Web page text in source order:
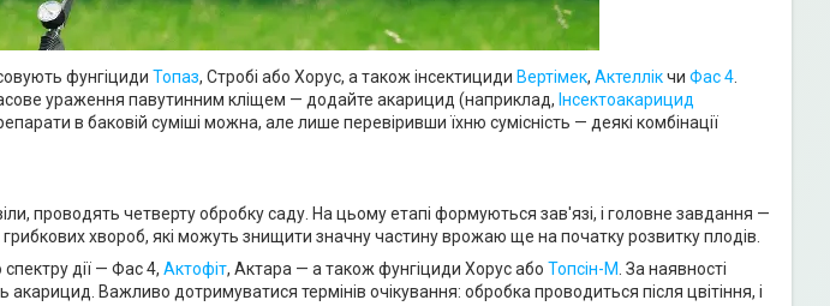
фунгіциди Топаз, Стробі або Хорус, а також інсектициди Вертімек, Актеллікчи Фас 4
ураження павутинним кліщем — додайте акарицид (наприклад, Інсектоакарицид
в баковій суміші можна, але лише перевіривши їхню сумісність — деякі комбінації
проводять четверту обробку саду. На цьому етапі формуються зав'язі, і головне завдання —
грибкових хвороб, які можуть знищити значну частину врожаю ще на початку розвитку плодів.
дії — Фас 4, Актофіт, Актара — а також фунгіциди Хорус або Топсін-М . За наявності
Важливо дотримуватися термінів очікування: обробка проводиться після цвітіння, і